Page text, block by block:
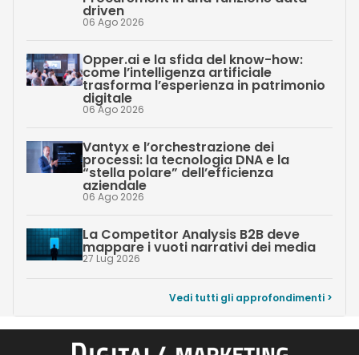
driven
06 Ago 2026
Opper.ai e la sfida del know-how:
come l’intelligenza artificiale
trasforma l’esperienza in patrimonio
digitale
06 Ago 2026
Vantyx e l’orchestrazione dei
processi: la tecnologia DNA e la
“stella polare” dell’efficienza
aziendale
06 Ago 2026
La Competitor Analysis B2B deve
mappare i vuoti narrativi dei media
27 Lug 2026
Vedi tutti gli approfondimenti >